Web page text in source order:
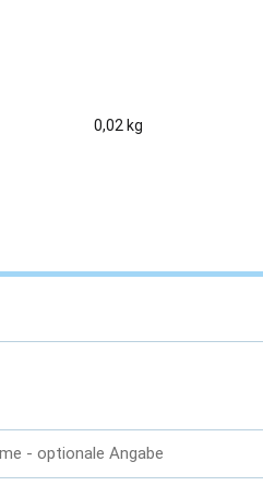
0,02 kg
- optionale Angabe